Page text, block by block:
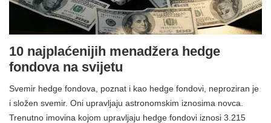
10 najplaćenijih menadžera hedge
fondova na svijetu
Svemir hedge fondova, poznat i kao hedge fondovi, neproziran je
i složen svemir. Oni upravljaju astronomskim iznosima novca.
Trenutno imovina kojom upravljaju hedge fondovi iznosi 3.215